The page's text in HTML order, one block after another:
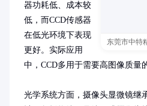
东莞市中特
器功耗低、成本较
低，而CCD传感器
在低光环境下表现
更好。实际应用
中，CCD多用于需要高图像质量
光学系统方面，摄像头显微镜继